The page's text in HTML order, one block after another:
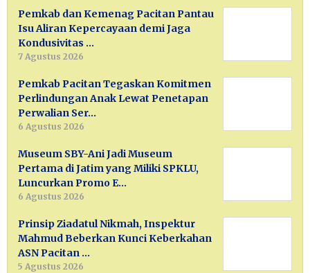
Pemkab dan Kemenag Pacitan Pantau
Isu Aliran Kepercayaan demi Jaga
Kondusivitas …
7 Agustus 2026
Pemkab Pacitan Tegaskan Komitmen
Perlindungan Anak Lewat Penetapan
Perwalian Ser…
6 Agustus 2026
Museum SBY-Ani Jadi Museum
Pertama di Jatim yang Miliki SPKLU,
Luncurkan Promo E…
6 Agustus 2026
Prinsip Ziadatul Nikmah, Inspektur
Mahmud Beberkan Kunci Keberkahan
ASN Pacitan …
5 Agustus 2026